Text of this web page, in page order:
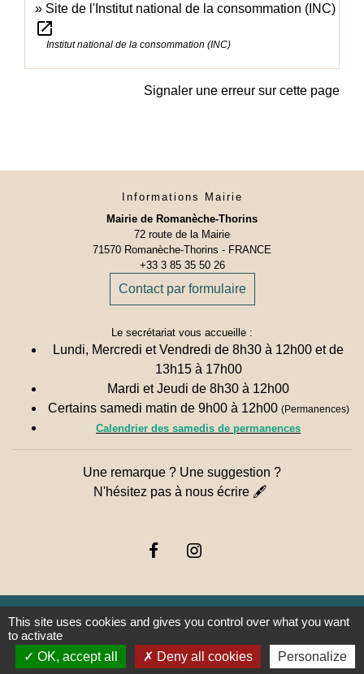
Site de l'Institut national de la consommation (INC)
open_in_new
Institut national de la consommation (INC)
Signaler une erreur sur cette page
Informations Mairie
Mairie de Romanèche-Thorins
72 route de la Mairie
71570 Romanèche-Thorins - FRANCE
+33 3 85 35 50 26
Contact par formulaire
Le secrétariat vous accueille :
Lundi, Mercredi et Vendredi de 8h30 à 12h00 et de
13h15 à 17h00
Mardi et Jeudi de 8h30 à 12h00
Certains samedi matin de 9h00 à 12h00 (Permanences)
Calendrier des samedis de permanences
Une remarque ? Une suggestion ?
N'hésitez pas à nous écrire 🖋
Liens
This site uses cookies and gives you control over what you want
to activate
OK, accept all
Deny all cookies Personalize